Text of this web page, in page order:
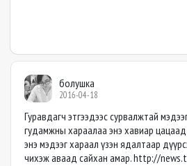
болушка
2016-04-18
Гуравдагч этгээдээс сурвалжтай
гудамжны хараалаа энэ хавиар цацаад
энэ мэдээг хараал үзэн ядалтаар
чихэж аваад сайхан амар. http://